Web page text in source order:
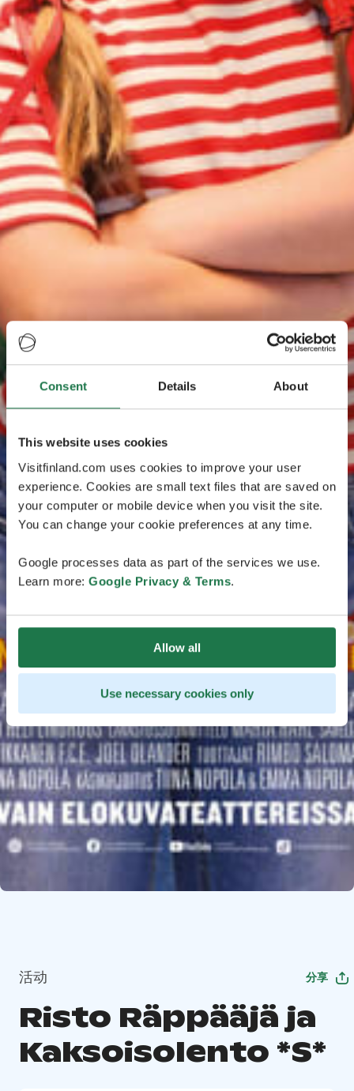
Consent Details About
This website uses cookies
Visitfinland.com uses cookies to improve your user
experience. Cookies are small text files that are saved on
your computer or mobile device when you visit the site.
You can change your cookie preferences at any time.
Google processes data as part of the services we use.
Learn more: Google Privacy & Terms.
Allow all
Use necessary cookies only
活动 分享
Risto Räppääjä ja
Kaksoisolento *S*